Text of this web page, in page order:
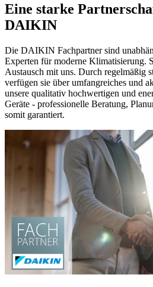
Eine starke
DAIKIN
Die DAIKIN Fachpartner sind
Experten für moderne Klimatisierung.
Austausch mit uns. Durch regelmäßig
verfügen sie über umfangreiches und
unsere qualitativ hochwertigen und
Geräte - professionelle Beratung,
somit garantiert.